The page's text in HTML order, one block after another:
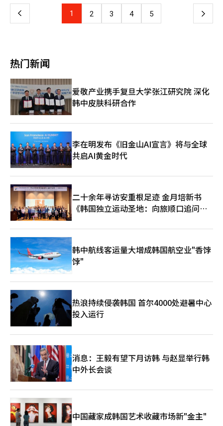
谊和共同繁荣的未来共同开启。”并签名“2026年7月27日 韩国
总统 李在明”。※ 本报道经人工智能（AI）系统翻译与编辑。
构“DSX”平台，SK海力士将引入搭载HBM4的下一代AI计算系
统“贝拉·鲁宾”，计划从2027年起逐步启动高性能AI工厂。通
过此举，将加速涵盖主权、物理、代理AI及企业AI服务的大规模AI
了物理AI在智能城市中的应用蓝图。此次发布的“物理AI愿景”旨
的目标。现代汽车计划将其在制造、出行、机器人等领域的竞争力
与NVIDIA、Waymo、谷歌DeepMind等软件结合，构建AI基础设
施。 现代汽车将首先与NVIDIA结合物理AI技术建立“机器人参考
平台”，并与Waymo推进自动驾驶生态系统的合作。在新安金AI
能发电、AI氢城市等未来技术创新增长的核心区域。 郑义宣表
示：“我们所追求的物理AI是从汽车、机器人等单个设备的智能化
开始，经过AI工厂等特定空间的智能化，最终实现整个城市基础设
施的有机连接与运营的城市级综合智能化。”※ 本报道经人工智
能（AI）系统翻译与编辑。
物理AI的实现，现代汽车集团将结合其在制造、出行和机器人等领
域的优势，与美国大型科技公司的软件、AI基础设施和算法能力进
在硅谷成立全球开放创新中心“现代风险投资”以来，现代汽车集
力于发掘AI、自动驾驶、机器人、智慧城市和绿色能源等未来技术
领域的初创企业，并将其与集团的业务领域相结合，以确保未来的
增长动力。最近，现代汽车集团在美国硅谷新设立了AVP总部下的
组织，以增强未来出行的研发能力。新设立的AVP硅谷由最近加入
的杰里米·马（Jeremy Ma）负责。杰里米·马拥有加州大学洛杉
矶分校机械工程学士学位和加州理工学院硕士及博士学位，曾在
NASA、苹果、丰田研究所（TRI）、英伟达等全球大型科技公司
积累了自动驾驶、机器人、视觉和系统集成领域的丰富经验。他将
负责融合自动驾驶、机器人和AI等技术。在9月，现代汽车集团将
在硅谷举办“HMG科技人才论坛”。该论坛将邀请AI、软件、机器
人和未来出行等核心技术领域的优秀人才，介绍现代汽车集团的未
来愿景和技术创新成果，并提供与集团主要领导和研发人员直接交
流的机会。与会者将亲自了解现代汽车集团的未来战略和技术竞争
力，并与集团的核心领导进行交流，共同探讨未来产业的发展方向
和合作可能性。论坛还将配合进行集团首次的综合招聘计划。在文
作。去年4月，该集团与旧金山著名的体验型科学馆探索馆建立了
战略合作伙伴关系，致力于基础科学文化的推广。现代汽车集团计
划通过此次合作，在2032年于现代汽车集团全球业务综合体
（GBC）内建设体验型科学馆。现代汽车集团希望通过在旧金山的
创新努力，积极应对物理AI这一新的产业范式。此次公布的物理AI
愿景不仅超越技术，还将人、物、出行和生活有机连接，展现了现
代汽车集团对支持人类生活的未来的挑战决心。公司相关人士表
示：“我们将通过自动驾驶、机器人、AI和软件的融合创新，拓展
未来出行的领域，并以全球创新生态系统为基础，成为引领物理AI
时代的企业，为人类和未来社会做出贡献。”※ 本报道经人工智
让生活在AI时代的下一代能够拥有更大的梦想。” 他还强调了韩美
合作的重要性。李会长指出：“AI时代无法仅靠某一企业或国家的
的速度感到惊讶。我们如何发展和利用AI，将决定我们面前展现出
多么不同的未来。人类的工作、思考和生活方式都发生了根本性的
变化。” 他还提到：“建立一个完美的生态系统，不仅需要创新
的AI模型、尖端的半导体、稳定的数据中心和丰富的电力，还需要
跨越国界的全球合作。” 最后，他表示：“三星一直在践行‘通
过技术为人类社会做贡献’的经营理念，未来也将与全球社会携
手，继续推动安全和改善人类生活的AI创新。”※ 本报道经人工智
能（AI）系统翻译与编辑。
上 1 2 3 4 5 下
热门新闻
爱敬产业携手复旦大学张江研究院 深化
韩中皮肤科研合作
李在明发布《旧金山AI宣言》将与全球
共启AI黄金时代
二十余年寻访安重根足迹 金月培新书
《韩国独立运动圣地：向旅顺口追问历
韩中航线客运量大增成韩国航空业"香饽
饽"
热浪持续侵袭韩国 首尔4000处避暑中心
投入运行
消息：王毅有望下月访韩 与赵显举行韩
中外长会谈
中国藏家成韩国艺术收藏市场新"金主"